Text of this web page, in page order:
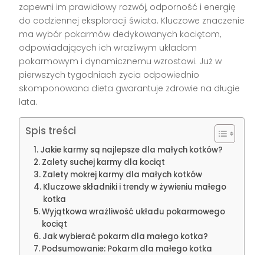
zapewni im prawidłowy rozwój, odporność i energię
do codziennej eksploracji świata. Kluczowe znaczenie
ma wybór pokarmów dedykowanych kociętom,
odpowiadających ich wrażliwym układom
pokarmowym i dynamicznemu wzrostowi. Już w
pierwszych tygodniach życia odpowiednio
skomponowana dieta gwarantuje zdrowie na długie
lata.
Spis treści
Jakie karmy są najlepsze dla małych kotków?
Zalety suchej karmy dla kociąt
Zalety mokrej karmy dla małych kotków
Kluczowe składniki i trendy w żywieniu małego
kotka
Wyjątkowa wrażliwość układu pokarmowego
kociąt
Jak wybierać pokarm dla małego kotka?
Podsumowanie: Pokarm dla małego kotka